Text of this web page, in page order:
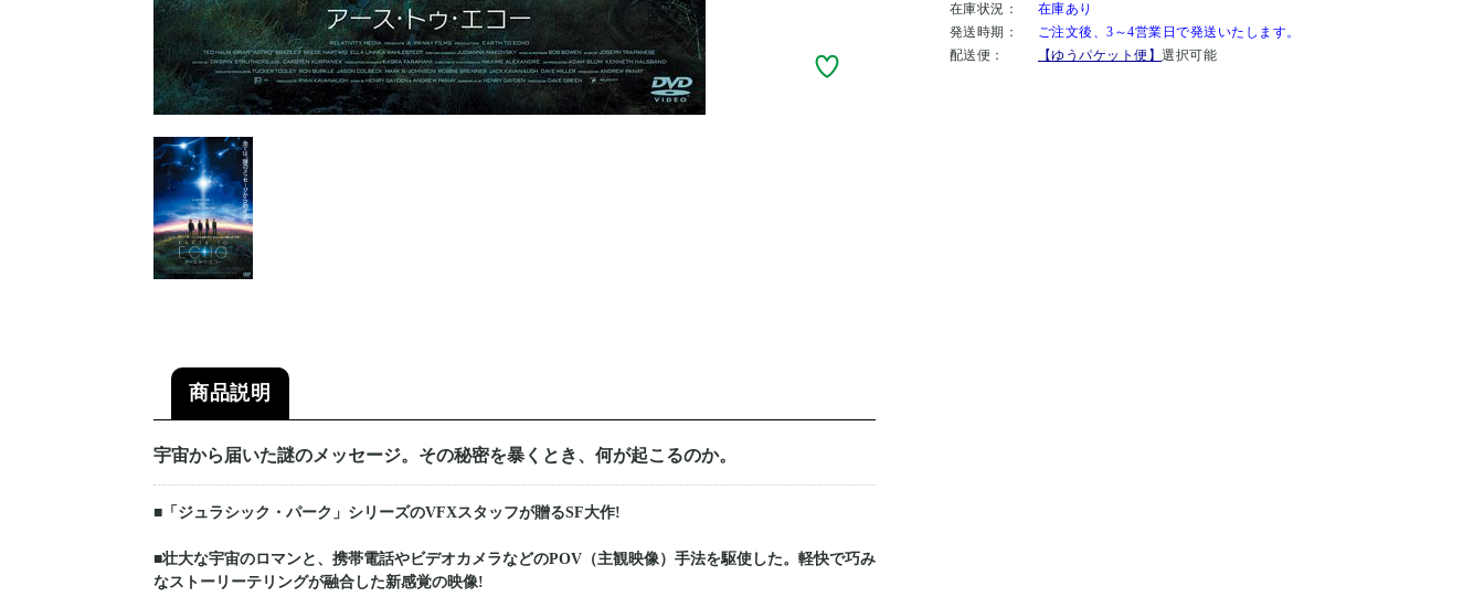
在庫状況：
在庫あり
発送時期：
ご注文後、3～4営業日で発送いたします。
配送便：
【ゆうパケット便】選択可能
商品説明
宇宙から届いた謎のメッセージ。その秘密を暴くとき、何が起こるのか。
■「ジュラシック・パーク」シリーズのVFXスタッフが贈るSF大作!
■壮大な宇宙のロマンと、携帯電話やビデオカメラなどのPOV（主観映像）手法を駆使した。軽快で巧み
なストーリーテリングが融合した新感覚の映像!